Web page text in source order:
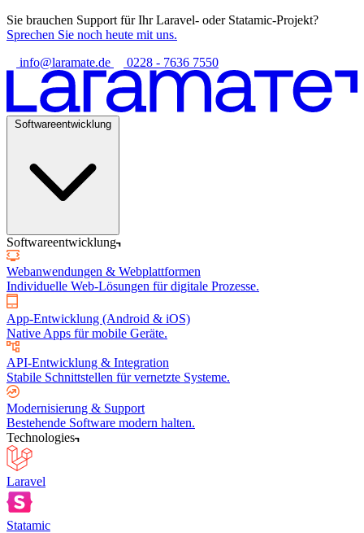
Sie brauchen Support für Ihr Laravel- oder Statamic-Projekt?
Sprechen Sie noch heute mit uns.
info@laramate.de
0228 - 7636 7550
Softwareentwicklung
Softwareentwicklung
Webanwendungen & Webplattformen
Individuelle Web-Lösungen für digitale Prozesse.
App-Entwicklung (Android & iOS)
Native Apps für mobile Geräte.
API-Entwicklung & Integration
Stabile Schnittstellen für vernetzte Systeme.
Modernisierung & Support
Bestehende Software modern halten.
Technologies
Laravel
Statamic